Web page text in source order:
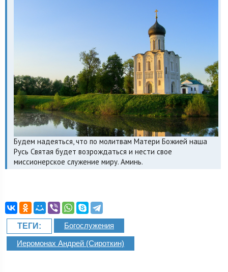
Будем надеяться, что по молитвам Матери Божией наша
Русь Святая будет возрождаться и нести свое
миссионерское служение миру. Аминь.
ТЕГИ: Богослужения
Иеромонах Андрей (Сироткин)